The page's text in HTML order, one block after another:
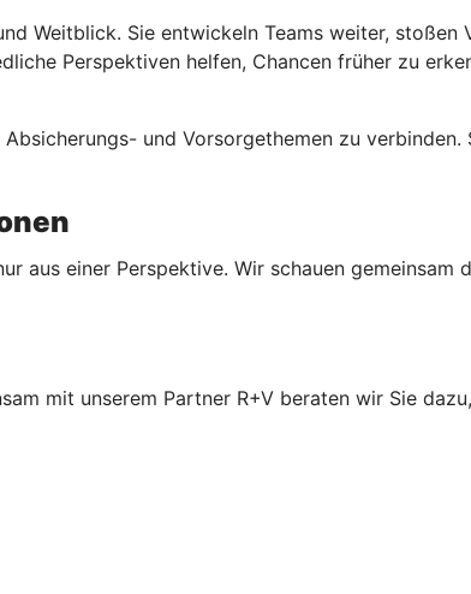
Weitblick. Sie entwickeln Teams weiter, stoßen
Perspektiven helfen, Chancen früher zu
und Vorsorgethemen zu
aus einer Perspektive. Wir schauen gemeinsam
mit unserem Partner R+V beraten wir Sie